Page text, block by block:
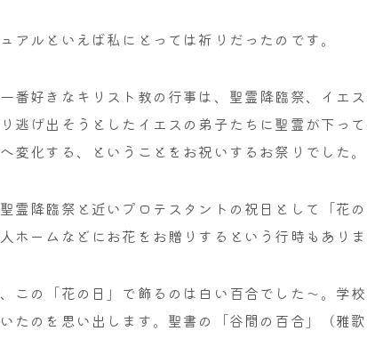
アルといえば私にとっては祈りだったのです。
番好きなキリスト教の行事は、聖霊降臨祭、イエ
逃げ出そうとしたイエスの弟子たちに聖霊が下っ
変化する、ということをお祝いするお祭りでした。
霊降臨祭と近いプロテスタントの祝日として「花
ホームなどにお花をお贈りするという行時もありま
この「花の日」で飾るのは白い百合でした～。学
たのを思い出します。聖書の「谷間の百合」（雅歌